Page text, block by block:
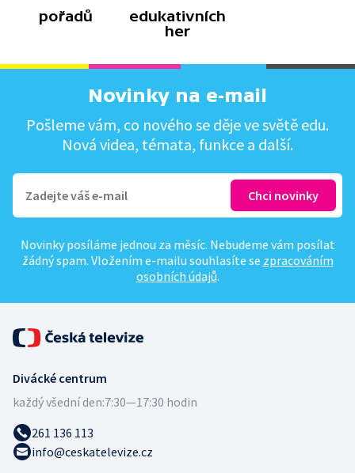
pořadů
edukativních
her
Novinky na e-mail
Pošleme vám, co nového se děje ve světě edu.
Nová videa, témata, funkce a další.
Novinky posíláme jednou za měsíc. Nebudeme vám posílat
žádný spam. Vložením e-mailu souhlasíte se zpracováním
osobních údajů.